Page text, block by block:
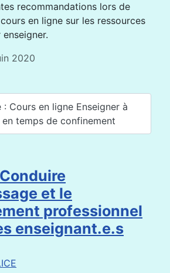
recommandations lors de
en ligne sur les ressources
2020
: Cours en ligne Enseigner à
temps de confinement
et le
professionnel
enseignant.e.s